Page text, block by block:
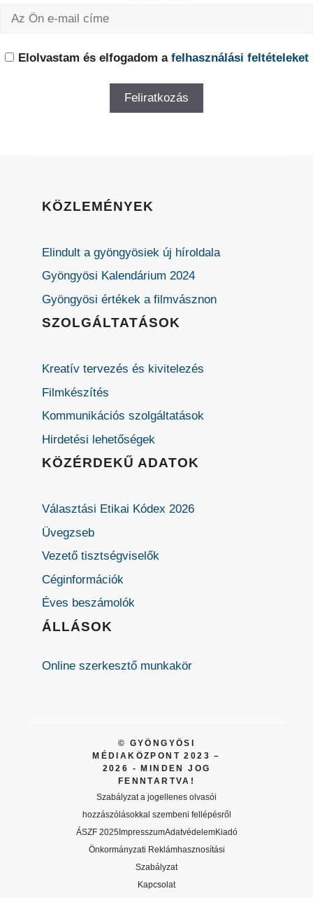
Elolvastam és elfogadom a felhasználási feltételeket
KÖZLEMÉNYEK
Elindult a gyöngyösiek új híroldala
Gyöngyösi Kalendárium 2024
Gyöngyösi értékek a filmvásznon
SZOLGÁLTATÁSOK
Kreatív tervezés és kivitelezés
Filmkészítés
Kommunikációs szolgáltatások
Hirdetési lehetőségek
KÖZÉRDEKŰ ADATOK
Választási Etikai Kódex 2026
Üvegzseb
Vezető tisztségviselők
Céginformációk
Éves beszámolók
ÁLLÁSOK
Online szerkesztő munkakör
© GYÖNGYÖSI
MÉDIAKÖZPONT 2023 –
2026 - MINDEN JOG
FENNTARTVA!
Szabályzat a jogellenes olvasói
hozzászólásokkal szembeni fellépésről
ÁSZF 2025ImpresszumAdatvédelemKiadó
Önkormányzati Reklámhasznosítási
Szabályzat
Kapcsolat